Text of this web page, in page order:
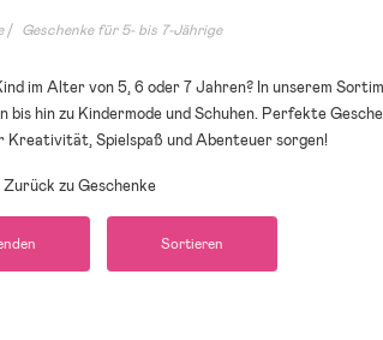
Geschenke für 5- bis 7-Jährige
im Alter von 5, 6 oder 7 Jahren? In unserem
bis hin zu Kindermode und Schuhen. Perfekte
Kreativität, Spielspaß und Abenteuer sorgen!
Zurück zu Geschenke
Sortieren